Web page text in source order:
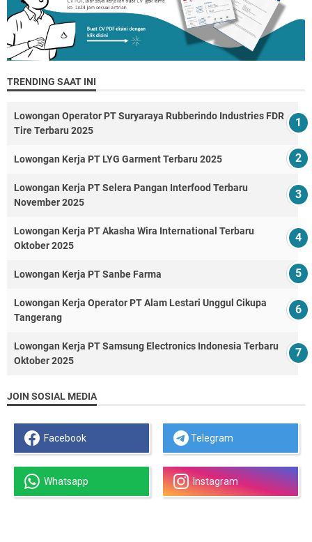
TRENDING SAAT INI
Lowongan Operator PT Suryaraya Rubberindo Industries FDR
Tire Terbaru 2025
Lowongan Kerja PT LYG Garment Terbaru 2025
Lowongan Kerja PT Selera Pangan Interfood Terbaru
November 2025
Lowongan Kerja PT Akasha Wira International Terbaru
Oktober 2025
Lowongan Kerja PT Sanbe Farma
Lowongan Kerja Operator PT Alam Lestari Unggul Cikupa
Tangerang
Lowongan Kerja PT Samsung Electronics Indonesia Terbaru
Oktober 2025
JOIN SOSIAL MEDIA
Facebook Telegram
Whatsapp Instagram